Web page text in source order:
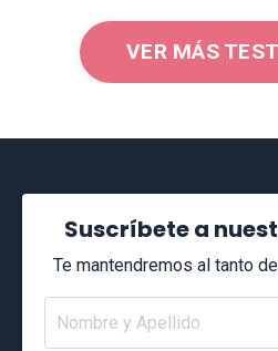
VER MÁS
Suscríbete a
Te mantendremos al tanto